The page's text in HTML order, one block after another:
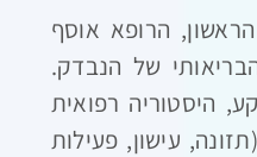
הרופא אוסף
של הנבדק.
היסטוריה רפואית
עישון, פעילות